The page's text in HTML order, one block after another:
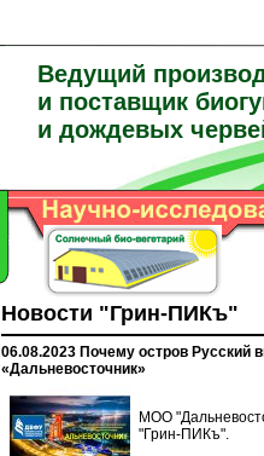
Ведущий
и поставщик
и дождевых
Новости "Грин-ПИКъ"
06.08.2023 Почему остров
«Дальневосточник»
МОО
"Грин-ПИКъ".